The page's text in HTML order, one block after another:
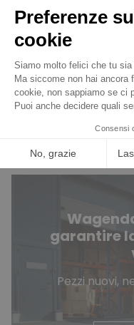
Avete
Contattateci
garantire
Pezzi nuovi,